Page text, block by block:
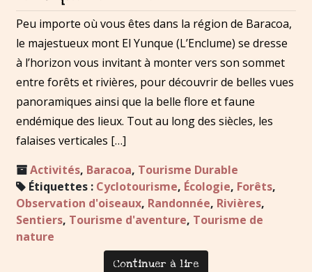
Peu importe où vous êtes dans la région de Baracoa,
le majestueux mont El Yunque (L’Enclume) se dresse
à l’horizon vous invitant à monter vers son sommet
entre forêts et rivières, pour découvrir de belles vues
panoramiques ainsi que la belle flore et faune
endémique des lieux. Tout au long des siècles, les
falaises verticales […]
Activités, Baracoa, Tourisme Durable
Étiquettes : Cyclotourisme, Écologie, Forêts,
Observation d'oiseaux, Randonnée, Rivières,
Sentiers, Tourisme d'aventure, Tourisme de
nature
Continuer à lire